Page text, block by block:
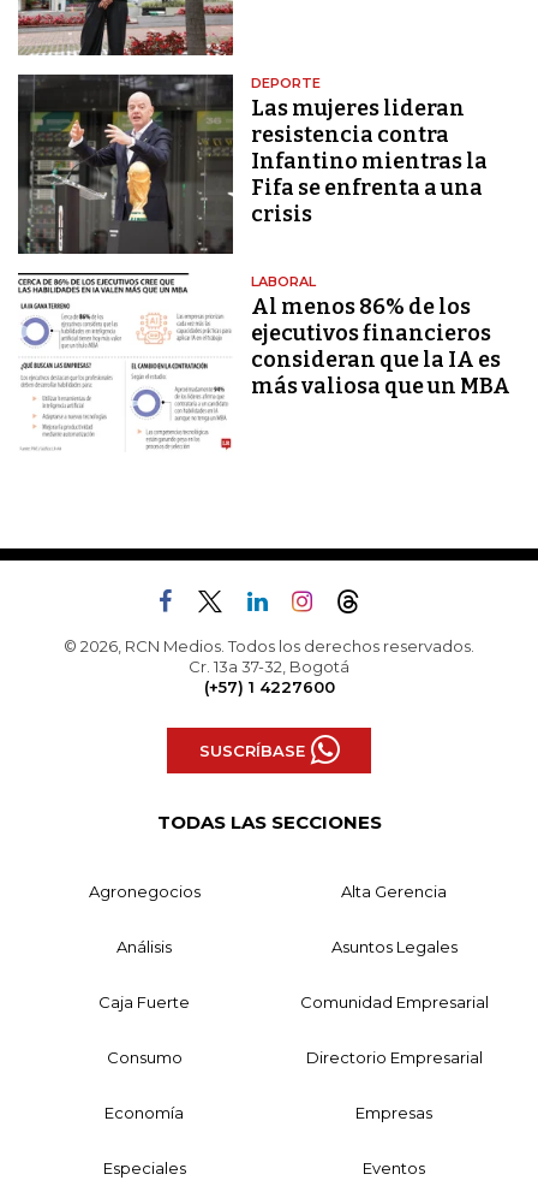
DEPORTE
Las mujeres lideran
resistencia contra
Infantino mientras la
Fifa se enfrenta a una
crisis
LABORAL
Al menos 86% de los
ejecutivos financieros
consideran que la IA es
más valiosa que un MBA
© 2026, RCN Medios. Todos los derechos reservados.
Cr. 13a 37-32, Bogotá
(+57) 1 4227600
SUSCRÍBASE
TODAS LAS SECCIONES
Agronegocios Alta Gerencia
Análisis Asuntos Legales
Caja Fuerte Comunidad Empresarial
Consumo Directorio Empresarial
Economía Empresas
Especiales Eventos